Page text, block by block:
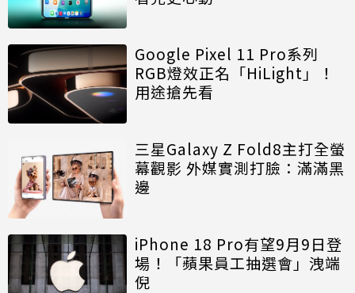
Google Pixel 11 Pro系列
RGB燈效正名「HiLight」！
用途搶先看
三星Galaxy Z Fold8主打全螢
幕觀影 外媒實測打臉：滿滿黑
邊
iPhone 18 Pro有望9月9日登
場！「蘋果員工抽選會」洩端
倪